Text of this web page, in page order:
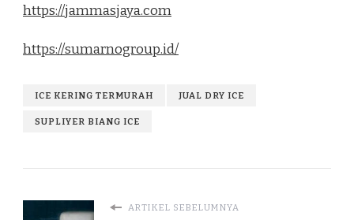
https://jammasjaya.com
https://sumarnogroup.id/
ICE KERING TERMURAH JUAL DRY ICE
SUPLIYER BIANG ICE
ARTIKEL SEBELUMNYA